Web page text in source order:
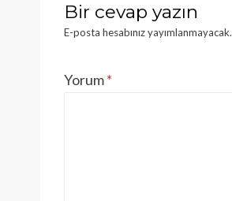
Bir cevap yazın
E-posta hesabınız yayımlanmayacak.
Yorum*